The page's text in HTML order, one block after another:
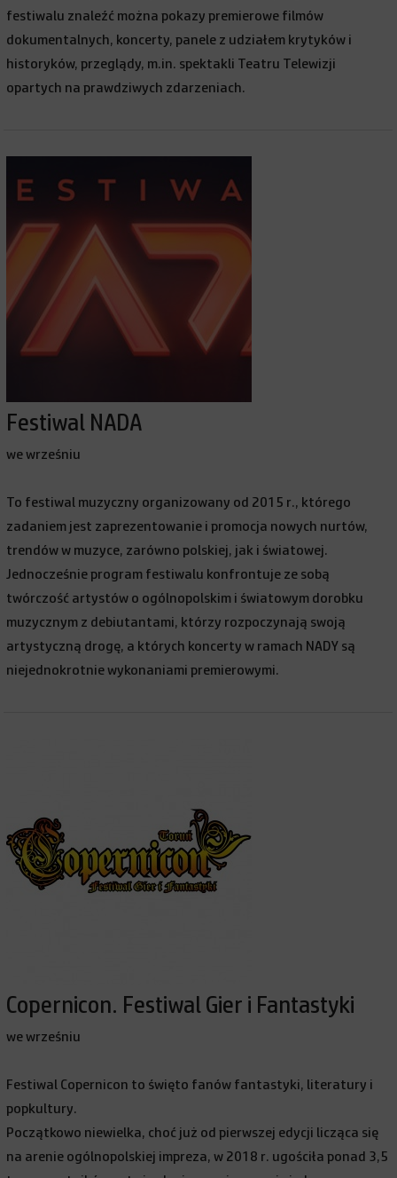
festiwalu znaleźć można pokazy premierowe filmów
dokumentalnych, koncerty, panele z udziałem krytyków i
historyków, przeglądy, m.in. spektakli Teatru Telewizji
opartych na prawdziwych zdarzeniach.
Festiwal NADA
we wrześniu
To festiwal muzyczny organizowany od 2015 r., którego
zadaniem jest zaprezentowanie i promocja nowych nurtów,
trendów w muzyce, zarówno polskiej, jak i światowej.
Jednocześnie program festiwalu konfrontuje ze sobą
twórczość artystów o ogólnopolskim i światowym dorobku
muzycznym z debiutantami, którzy rozpoczynają swoją
artystyczną drogę, a których koncerty w ramach NADY są
niejednokrotnie wykonaniami premierowymi.
Copernicon. Festiwal Gier i Fantastyki
we wrześniu
Festiwal Copernicon to święto fanów fantastyki, literatury i
popkultury.
Początkowo niewielka, choć już od pierwszej edycji licząca się
na arenie ogólnopolskiej impreza, w 2018 r. ugościła ponad 3,5